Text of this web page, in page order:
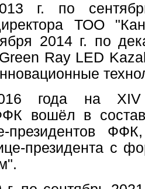
г. по
ТОО
2014 г. по
Ray LED
года на XIV
вошёл в
президентов
президента с